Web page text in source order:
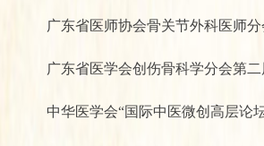
广东省医师协会骨关节外科医师分
广东省医学会创伤骨科学分会第二
中华医学会“国际中医微创高层论